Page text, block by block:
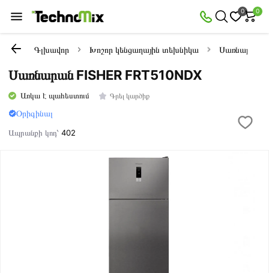
0 0
Գլխավոր Խոշոր կենցաղային տեխնիկա
Սառնարան FISHER FRT510NDX
Առկա է պահեստում Գրել կարծիք
Օրիգինալ
Ապրանքի կոդ՝402